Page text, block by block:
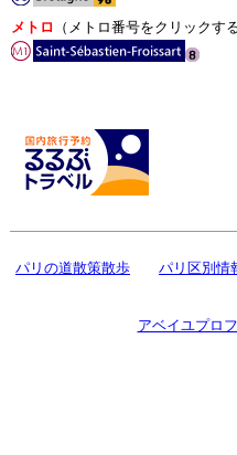
メトロ （メトロ番号をクリックす
パリの道散策散歩 パリ区別情
アベイユプロ